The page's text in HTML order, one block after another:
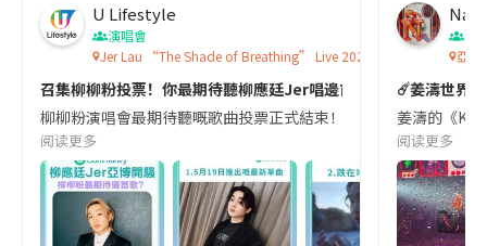
U Lifestyle
演唱會
Jer Lau “The Shade of Breathing” Live 2026
召集柳柳粉投票！你最期待聽柳應廷Jer唱邊首歌?💙💫🎵
柳柳粉演唱會最期待聽嘅歌曲投票正式結束！最後5月19日推出
阅读更多
亞洲
☄️姜濤世界
姜濤的《
阅读更多